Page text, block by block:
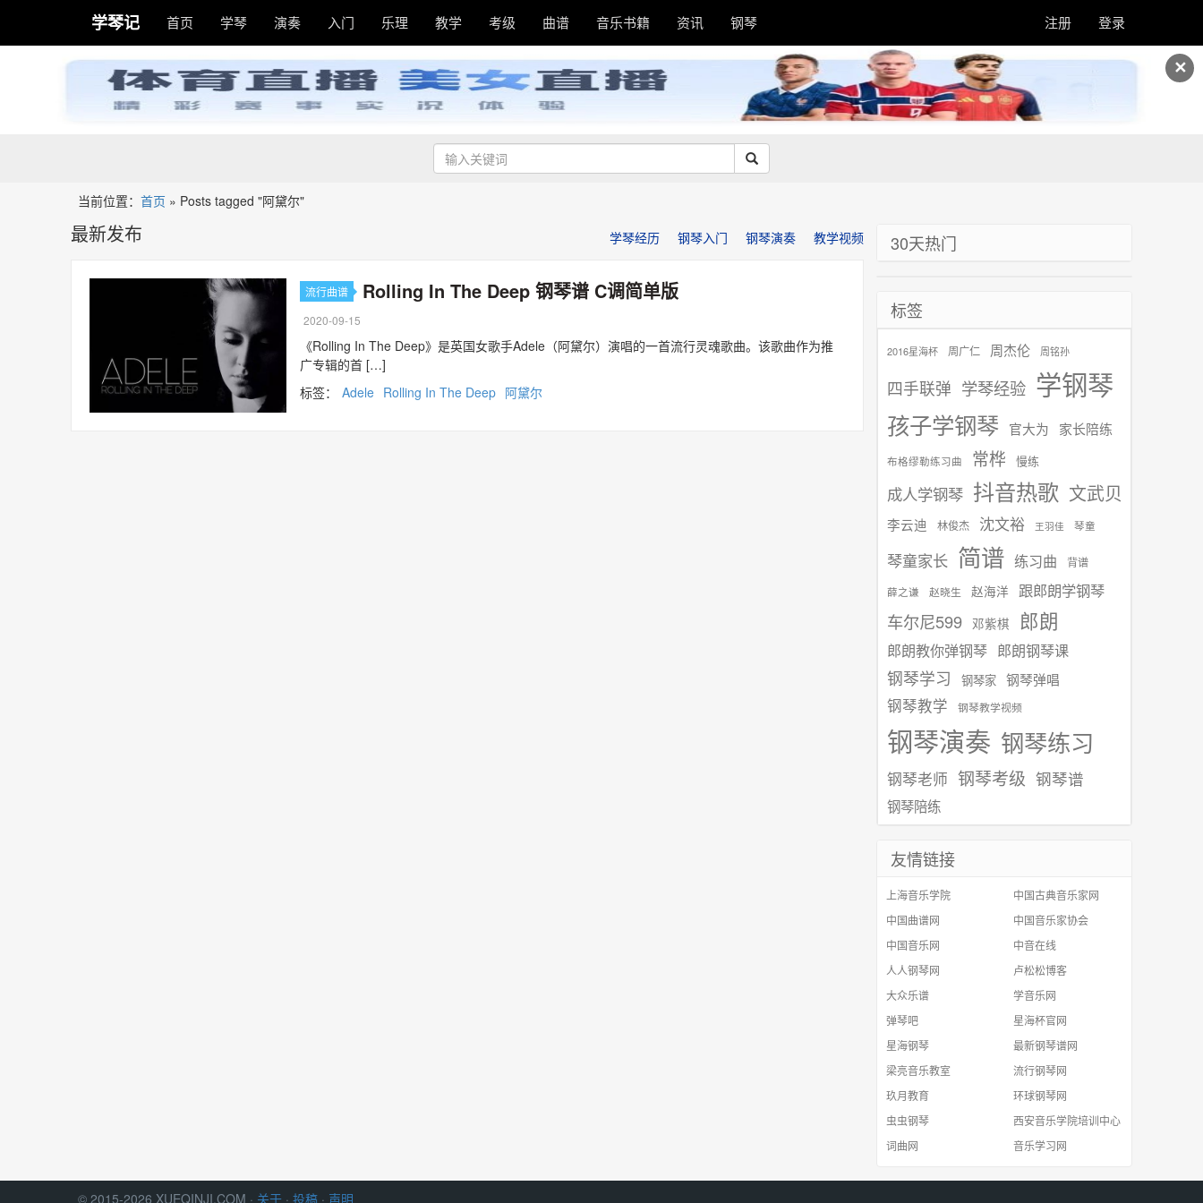
✕
学琴记 首页 学琴 演奏 入门 乐理 教学 考级 曲谱 音乐书籍 资讯 钢琴 注册 登录
当前位置： 首页 » Posts tagged "阿黛尔"
最新发布 学琴经历 钢琴入门 钢琴演奏 教学视频
流行曲谱 Rolling In The Deep 钢琴谱 C调简单版
2020-09-15
《Rolling In The Deep》是英国女歌手Adele（阿黛尔）演唱的一首流行灵魂歌曲。该歌曲作为推
广专辑的首 […]
标签：
Adele Rolling In The Deep 阿黛尔
30天热门
标签
2016星海杯 周广仁 周杰伦 周铭孙
四手联弹 学琴经验 学钢琴
孩子学钢琴 官大为 家长陪练
布格缪勒练习曲 常桦 慢练
成人学钢琴 抖音热歌 文武贝
李云迪 林俊杰 沈文裕 王羽佳 琴童
琴童家长 简谱 练习曲 背谱
薛之谦 赵晓生 赵海洋 跟郎朗学钢琴
车尔尼599 邓紫棋 郎朗
郎朗教你弹钢琴 郎朗钢琴课
钢琴学习 钢琴家 钢琴弹唱
钢琴教学 钢琴教学视频
钢琴演奏 钢琴练习
钢琴老师 钢琴考级 钢琴谱
钢琴陪练
友情链接
上海音乐学院
中国古典音乐家网
中国曲谱网
中国音乐家协会
中国音乐网
中音在线
人人钢琴网
卢松松博客
大众乐谱
学音乐网
弹琴吧
星海杯官网
星海钢琴
最新钢琴谱网
梁亮音乐教室
流行钢琴网
玖月教育
环球钢琴网
虫虫钢琴
西安音乐学院培训中心
词曲网
音乐学习网
© 2015-2026 XUEQINJI.COM · 关于 · 投稿 · 声明